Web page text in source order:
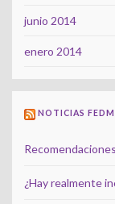
junio 2014
enero 2014
NOTICIAS
¿Hay realmente